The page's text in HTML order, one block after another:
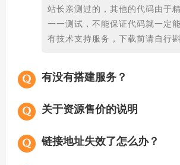
站长亲测过的，其他的代码由于
一一测试，不能保证代码就一定
有技术支持服务，下载前请自行斟
有没有搭建服务？
关于资源售价的说明
链接地址失效了怎么办？